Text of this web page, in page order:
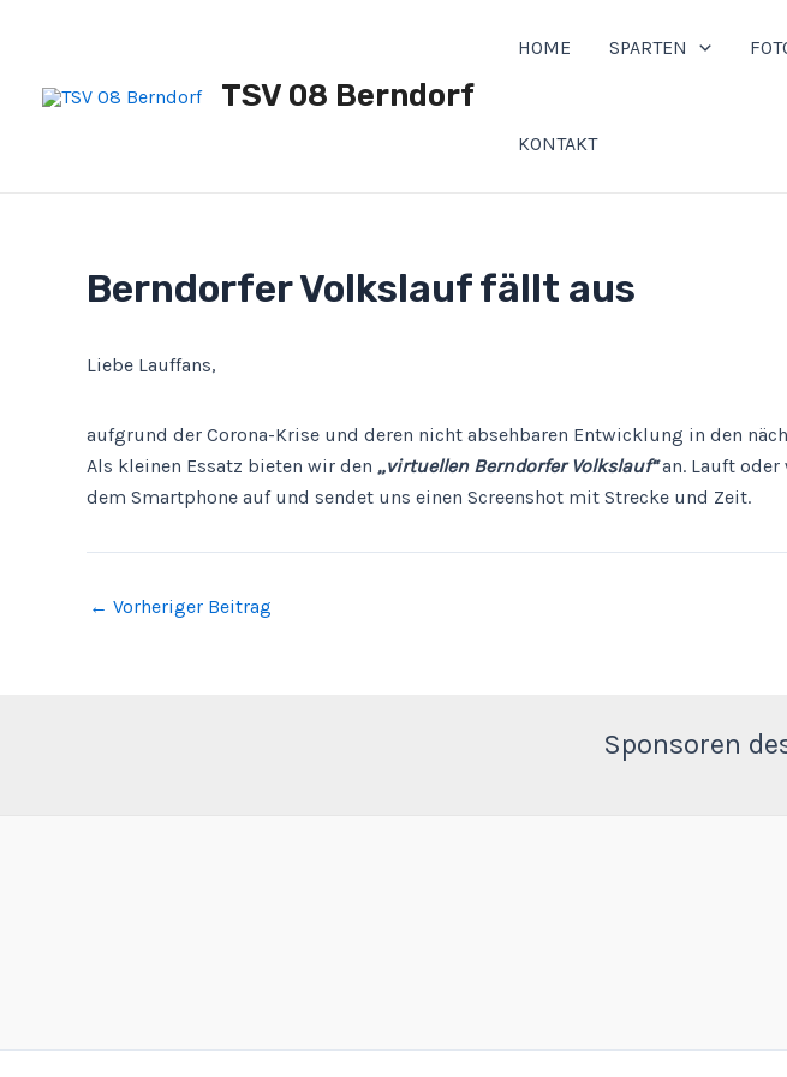
TSV 08 Berndorf
HOME SPARTEN
KONTAKT
Berndorfer Volkslauf fällt aus
Liebe Lauffans,
aufgrund der Corona-Krise und deren nicht absehbaren Entwicklung in den
Als kleinen Essatz bieten wir den „virtuellen Berndorfer Volkslauf“an. Lauft oder
dem Smartphone auf und sendet uns einen Screenshot mit Strecke und Zeit.
← Vorheriger Beitrag
Sponsoren